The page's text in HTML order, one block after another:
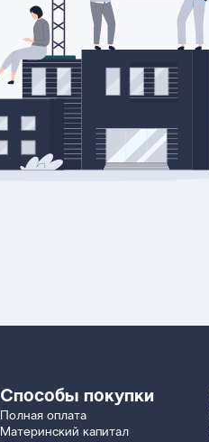
Способы покупки
Полная оплата
Материнский капитал